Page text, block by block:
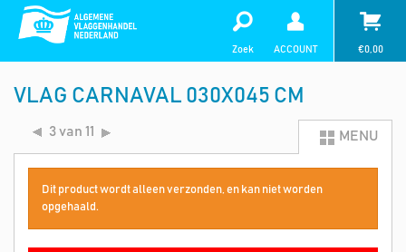
Zoek ACCOUNT €0,00
VLAG CARNAVAL 030X045 CM
3 van 11 MENU
Dit product wordt alleen verzonden, en kan niet worden
opgehaald.